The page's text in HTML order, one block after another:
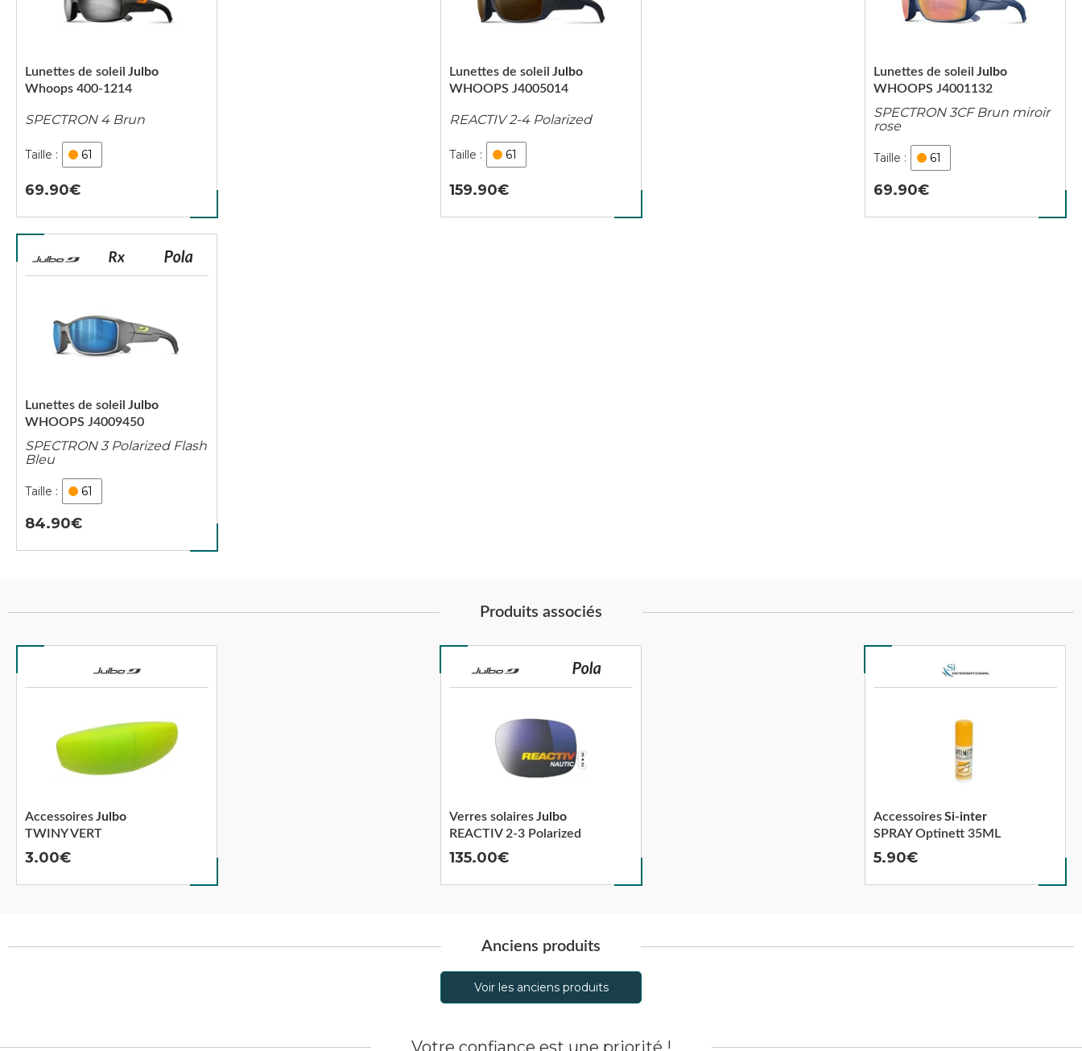
Whoops 400-1214
Lunettes de soleil Julbo
SPECTRON 4 Brun
61
69.90
WHOOPS J4005014
Lunettes de soleil Julbo
REACTIV 2-4 Polarized
61
159.90
WHOOPS J4001132
Lunettes de soleil Julbo
SPECTRON 3CF Brun miroir
rose
61
69.90
WHOOPS J4009450
Lunettes de soleil Julbo
SPECTRON 3 Polarized Flash
Bleu
61
84.90
Produits associés
TWINY VERT
AccessoiresJulbo
3.00
REACTIV 2-3 Polarized
Verres solairesJulbo
135.00
SPRAY Optinett 35ML
AccessoiresSi-inter
5.90
Anciens produits
Voir les anciens produits
Votre confiance est une priorité !